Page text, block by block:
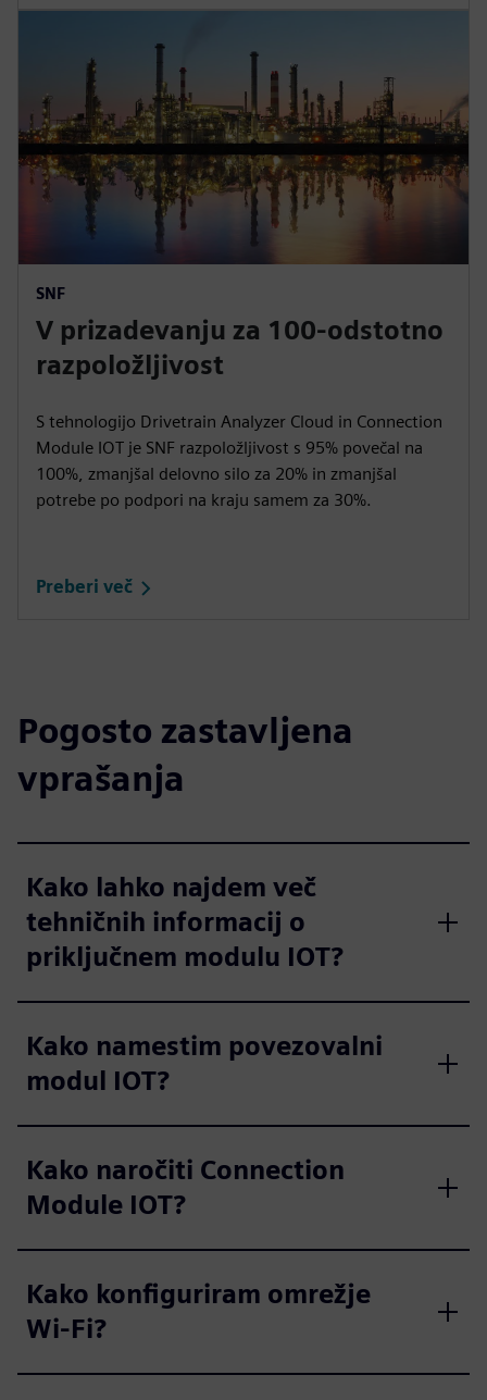
SNF
V prizadevanju za 100-odstotno
razpoložljivost
S tehnologijo Drivetrain Analyzer Cloud in Connection
Module IOT je SNF razpoložljivost s 95% povečal na
100%, zmanjšal delovno silo za 20% in zmanjšal
potrebe po podpori na kraju samem za 30%.
Preberi več
Pogosto zastavljena
vprašanja
Kako lahko najdem več
tehničnih informacij o
priključnem modulu IOT?
Kako namestim povezovalni
modul IOT?
Kako naročiti Connection
Module IOT?
Kako konfiguriram omrežje
Wi-Fi?